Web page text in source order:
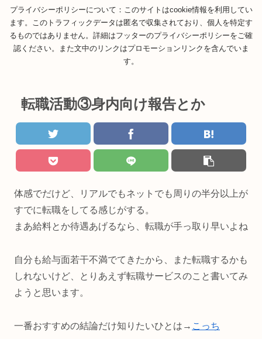
プライバシーポリシーについて：このサイトはcookie情報を利用してい
ます。このトラフィックデータは匿名で収集されており、個人を特定す
るものではありません。詳細はフッターのプライバシーポリシーをご確
認ください。また文中のリンクはプロモーションリンクを含んでいま
す。
転職活動③身内向け報告とか
体感でだけど、リアルでもネットでも周りの半分以上が
すでに転職をしてる感じがする。
まあ給料とか待遇あげるなら、転職が手っ取り早いよね
自分も給与面若干不満でてきたから、また転職するかも
しれないけど、とりあえず転職サービスのこと書いてみ
ようと思います。
一番おすすめの結論だけ知りたいひとは→ こっち